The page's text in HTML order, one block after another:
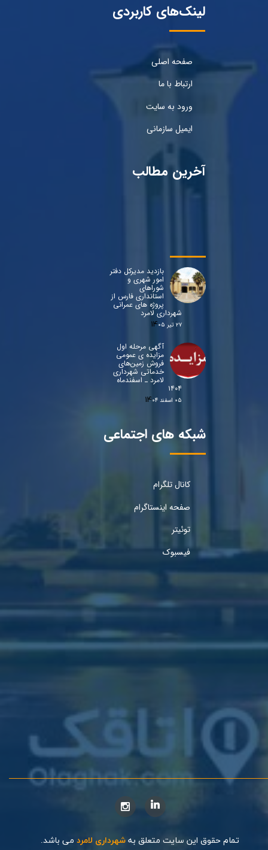
لینک‌های کاربردی
صفحه اصلی
ارتباط با ما
ورود به سایت
ایمیل سازمانی
آخرین مطالب
بازدید مدیرکل دفتر
امور شهری و
شوراهای
استانداری فارس از
پروژه های عمرانی
شهرداری لامرد
۲۷ تیر ۰۵
آگهی مرحله اول
مزایده ی عمومی
فروش زمین‌های
خدماتی شهرداری
لامرد ـ اسفندماه
۱۴۰۴
۰۵ اسفند ۰۴
شبکه های اجتماعی
کانال تلگرام
صفحه اینستاگرام
توئیتر
فیسبوک
تمام حقوق این سایت متعلق به شهرداری لامرد می باشد.